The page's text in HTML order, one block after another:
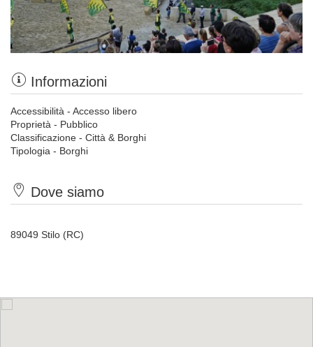
Informazioni
Accessibilità - Accesso libero
Proprietà - Pubblico
Classificazione - Città & Borghi
Tipologia - Borghi
Dove siamo
89049 Stilo (RC)